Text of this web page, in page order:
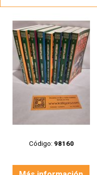
Código: 98160